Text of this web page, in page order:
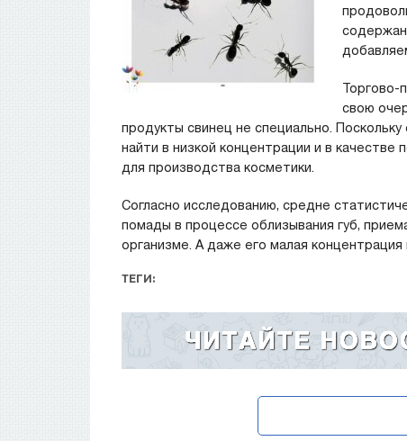
Торгово-
свою
продукты свинец не специально.
найти в низкой концентрации и в качестве
для производства косметики.
Согласно исследованию, средне
помады в процессе облизывания губ,
организме. А даже его малая
ТЕГИ: